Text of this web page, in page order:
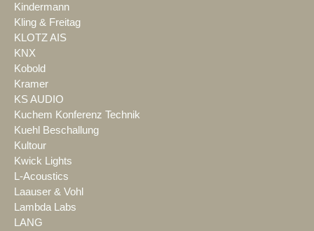
Kindermann
Kling & Freitag
KLOTZ AIS
KNX
Kobold
Kramer
KS AUDIO
Kuchem Konferenz Technik
Kuehl Beschallung
Kultour
Kwick Lights
L-Acoustics
Laauser & Vohl
Lambda Labs
LANG